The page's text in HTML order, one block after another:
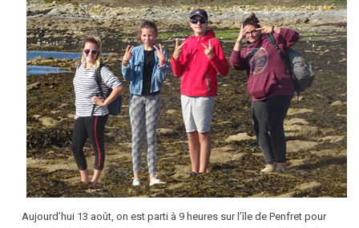
Aujourd’hui 13 août, on est parti à 9 heures sur l’île de Penfret pour